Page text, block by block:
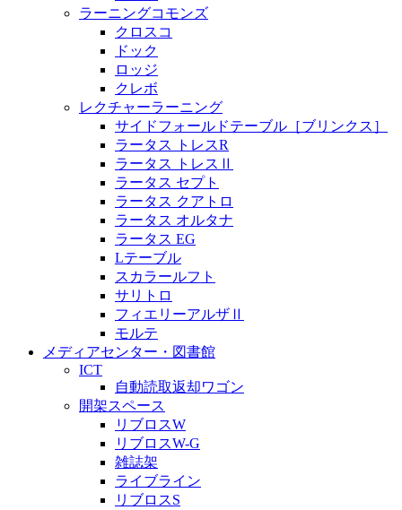
ラーニングコモンズ
クロスコ
ドック
ロッジ
クレボ
レクチャーラーニング
サイドフォールドテーブル［ブリンクス］
ラータス トレスR
ラータス トレスⅡ
ラータス セプト
ラータス クアトロ
ラータス オルタナ
ラータス EG
Lテーブル
スカラールフト
サリトロ
フィエリーアルザⅡ
モルテ
メディアセンター・図書館
ICT
自動読取返却ワゴン
開架スペース
リブロスW
リブロスW-G
雑誌架
ライブライン
リブロスS